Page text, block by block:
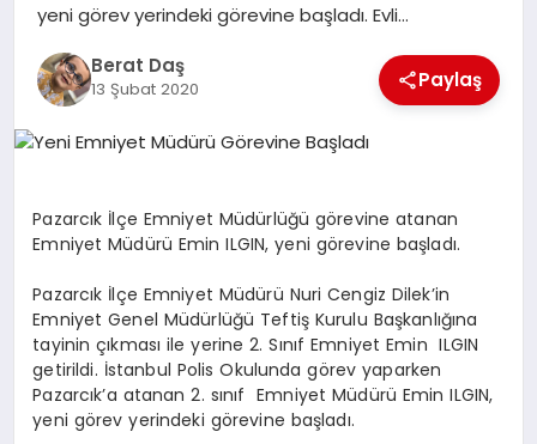
PAZARCIK
KÜNYE
yeni görev yerindeki görevine başladı. Evli…
Berat Daş
13 Şubat 2020 Paylaş
Pazarcık İlçe Emniyet Müdürlüğü görevine atanan
Emniyet Müdürü Emin ILGIN, yeni görevine başladı.
Pazarcık İlçe Emniyet Müdürü Nuri Cengiz Dilek’in
Emniyet Genel Müdürlüğü Teftiş Kurulu Başkanlığına
tayinin çıkması ile yerine 2. Sınıf Emniyet Emin ILGIN
getirildi. İstanbul Polis Okulunda görev yaparken
Pazarcık’a atanan 2. sınıf Emniyet Müdürü Emin ILGIN,
yeni görev yerindeki görevine başladı.